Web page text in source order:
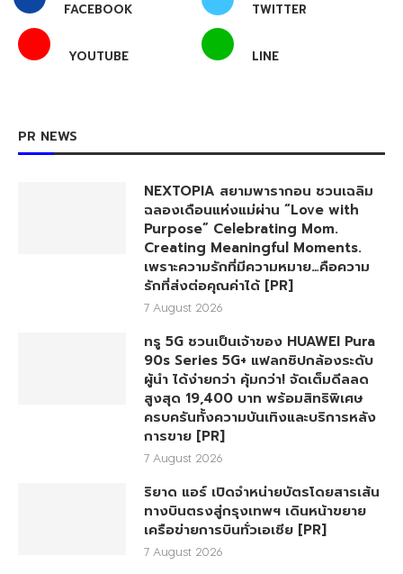
FACEBOOK TWITTER
YOUTUBE LINE
PR NEWS
NEXTOPIA สยามพารากอน ชวนเฉลิม
ฉลองเดือนแห่งแม่ผ่าน “Love with
Purpose” Celebrating Mom.
Creating Meaningful Moments.
เพราะความรักที่มีความหมาย…คือความ
รักที่ส่งต่อคุณค่าได้ [PR]
7 August 2026
ทรู 5G ชวนเป็นเจ้าของ HUAWEI Pura
90s Series 5G+ แฟลกชิปกล้องระดับ
ผู้นำ ได้ง่ายกว่า คุ้มกว่า! จัดเต็มดีลลด
สูงสุด 19,400 บาท พร้อมสิทธิพิเศษ
ครบครันทั้งความบันเทิงและบริการหลัง
การขาย [PR]
7 August 2026
ริยาด แอร์ เปิดจำหน่ายบัตรโดยสารเส้น
ทางบินตรงสู่กรุงเทพฯ เดินหน้าขยาย
เครือข่ายการบินทั่วเอเชีย [PR]
7 August 2026